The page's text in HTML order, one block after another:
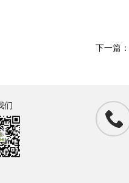
下一篇：
们